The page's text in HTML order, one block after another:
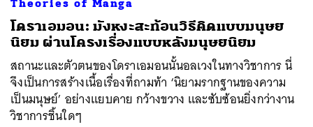
Theories of Manga
โดราเอมอน: มังหงะสะท้อนวิธีคิดแบบมนุษย
นิยม ผ่านโครงเรื่องแบบหลังมนุษยนิยม
สถานะและตัวตนของโดราเอมอนนั้นอลเวงในทางวิชาการ นี่
จึงเป็นการสร้างเนื้อเรื่องที่ถามท้า ‘นิยามรากฐานของความ
เป็นมนุษย์’ อย่างแยบคาย กว้างขวาง และซับซ้อนยิ่งกว่างาน
วิชาการชิ้นใดๆ